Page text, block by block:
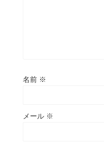
名前 ※
メール ※